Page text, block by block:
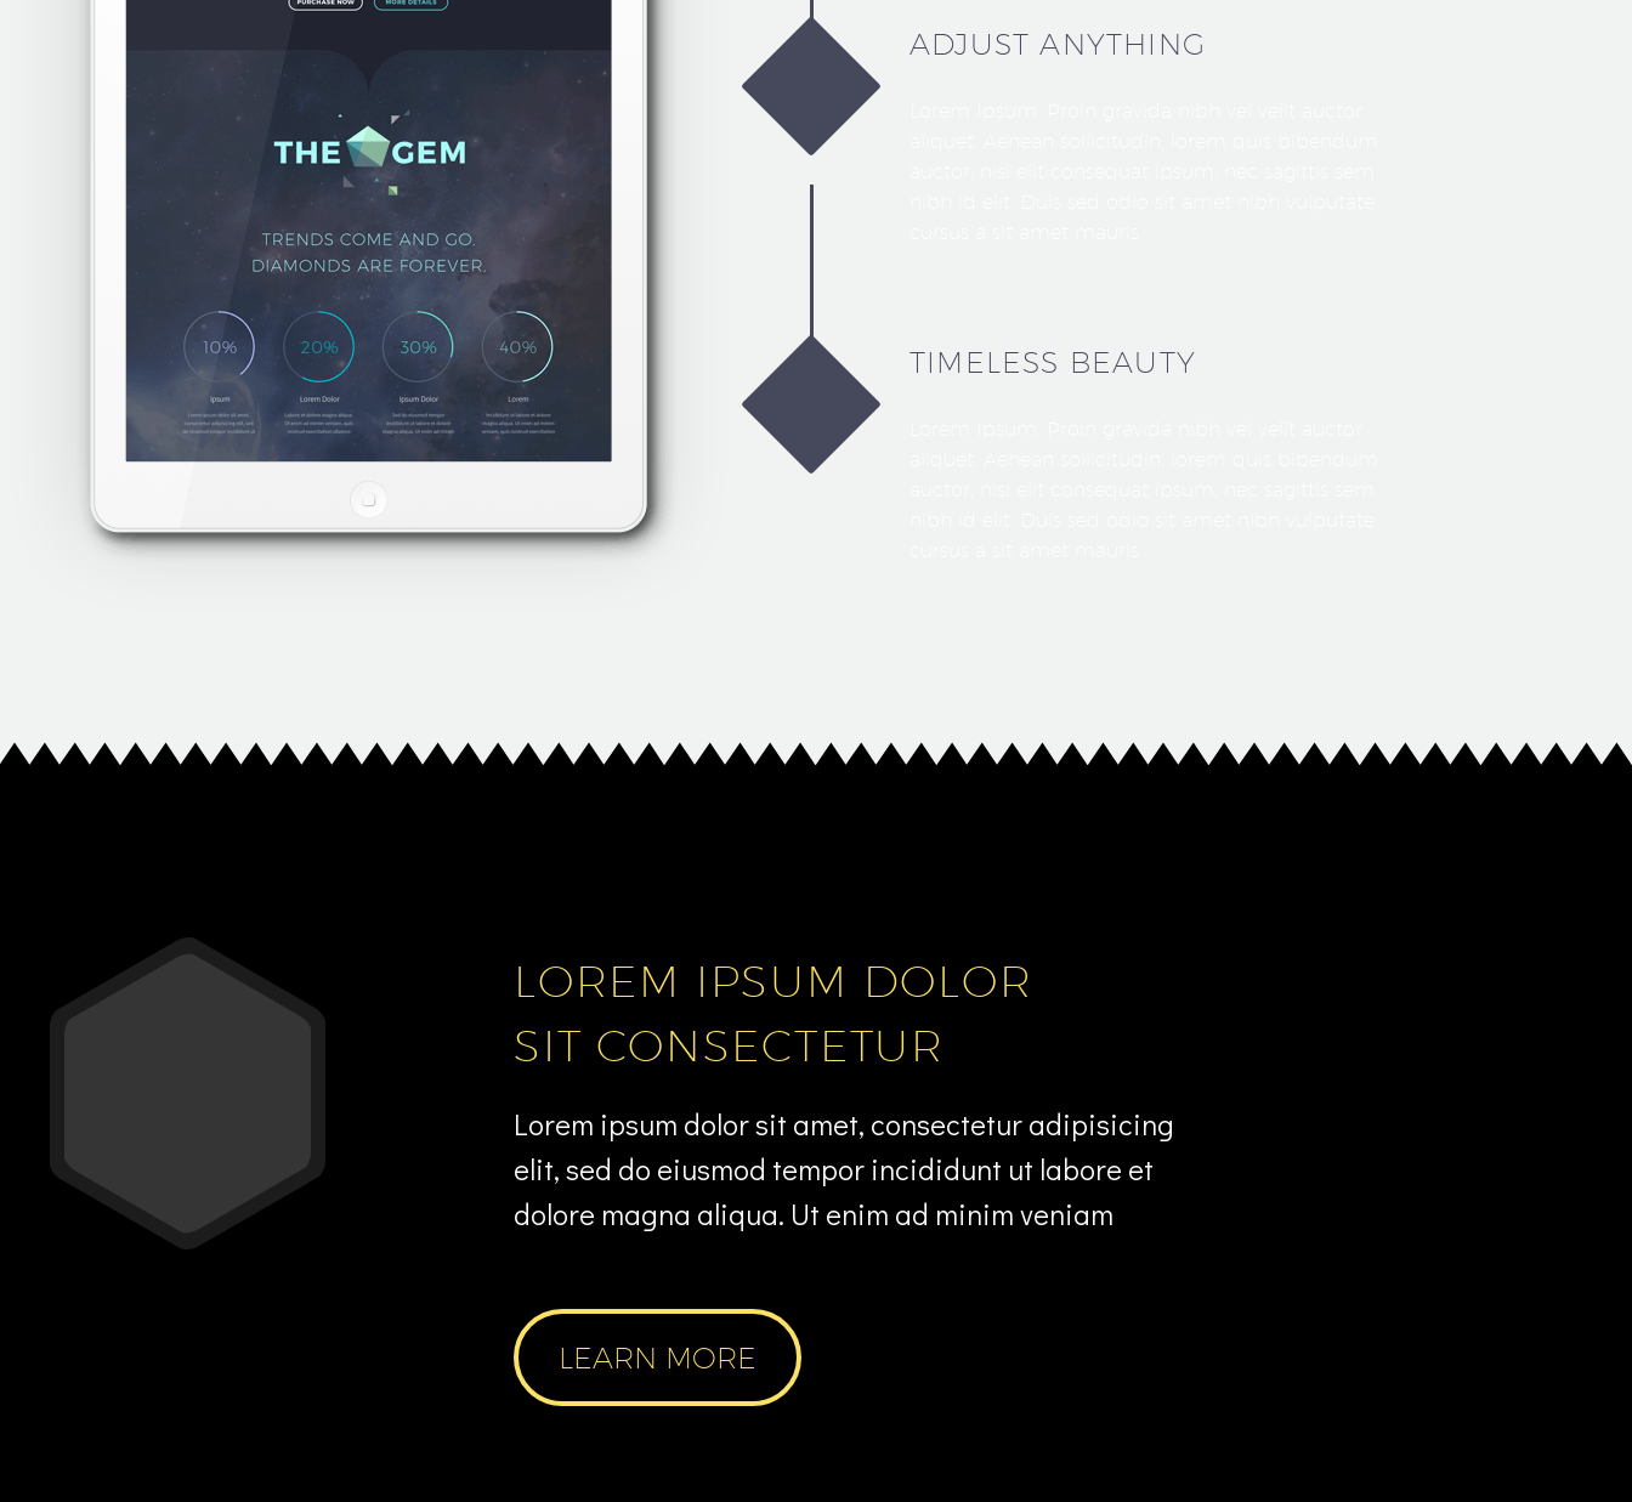
ADJUST ANYTHING
TIMELESS BEAUTY
LOREM IPSUM DOLOR
SIT CONSECTETUR
Lorem ipsum dolor sit amet, consectetur adipisicing
elit, sed do eiusmod tempor incididunt ut labore et
dolore magna aliqua. Ut enim ad minim veniam
LEARN MORE